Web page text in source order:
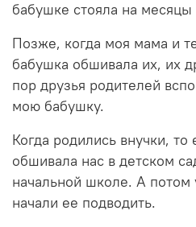
бабушке стояла на месяцы
Позже, когда моя мама и
бабушка обшивала их, их
пор друзья родителей
мою бабушку.
Когда родились внучки, то
обшивала нас в детском
начальной школе. А потом
начали ее подводить.